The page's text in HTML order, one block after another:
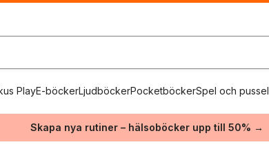
PlayE-böckerLjudböckerPocketböckerSpel och pussel
Skapa nya rutiner – hälsoböcker upp till 50% →